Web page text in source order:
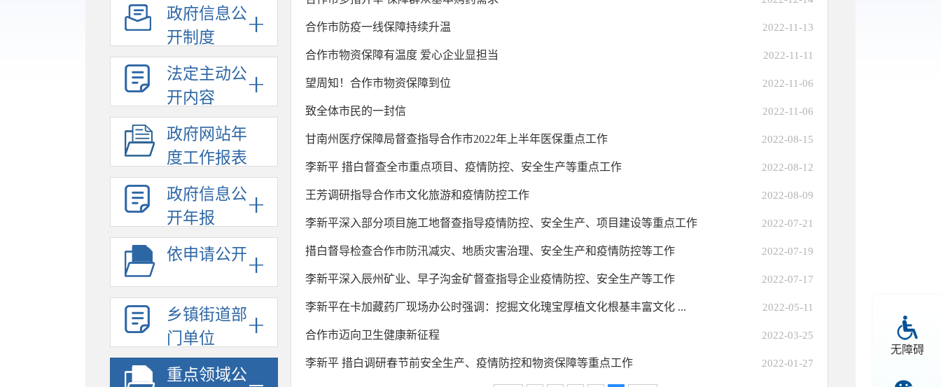
无障碍
政府信息公
开制度
法定主动公
开内容
政府网站年
度工作报表
政府信息公
开年报
依申请公开
乡镇街道部
门单位
重点领域公
合作市防疫一线保障持续升温 2022-11-13
合作市物资保障有温度 爱心企业显担当 2022-11-11
望周知！合作市物资保障到位 2022-11-06
致全体市民的一封信 2022-11-06
甘南州医疗保障局督查指导合作市2022年上半年医保重点工作 2022-08-15
李新平 措白督查全市重点项目、疫情防控、安全生产等重点工作 2022-08-12
王芳调研指导合作市文化旅游和疫情防控工作 2022-08-09
李新平深入部分项目施工地督查指导疫情防控、安全生产、项目建设等重点工作 2022-07-21
措白督导检查合作市防汛减灾、地质灾害治理、安全生产和疫情防控等工作 2022-07-19
李新平深入辰州矿业、早子沟金矿督查指导企业疫情防控、安全生产等工作 2022-07-17
李新平在卡加藏药厂现场办公时强调：挖掘文化瑰宝厚植文化根基丰富文化 ... 2022-05-11
合作市迈向卫生健康新征程 2022-03-25
李新平 措白调研春节前安全生产、疫情防控和物资保障等重点工作 2022-01-27